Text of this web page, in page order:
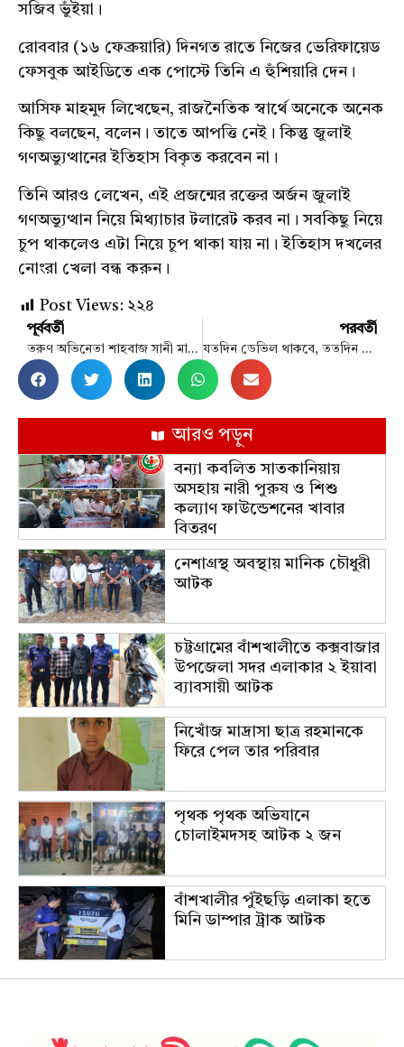
সজিব ভুঁইয়া।
রোববার (১৬ ফেব্রুয়ারি) দিনগত রাতে নিজের ভেরিফায়েড
ফেসবুক আইডিতে এক পোস্টে তিনি এ হুঁশিয়ারি দেন।
আসিফ মাহমুদ লিখেছেন, রাজনৈতিক স্বার্থে অনেকে অনেক
কিছু বলছেন, বলেন। তাতে আপত্তি নেই। কিন্তু জুলাই
গণঅভ্যুত্থানের ইতিহাস বিকৃত করবেন না।
তিনি আরও লেখেন, এই প্রজন্মের রক্তের অর্জন জুলাই
গণঅভ্যুত্থান নিয়ে মিথ্যাচার টলারেট করব না। সবকিছু নিয়ে
চুপ থাকলেও এটা নিয়ে চুপ থাকা যায় না। ইতিহাস দখলের
নোংরা খেলা বন্ধ করুন।
Post Views: ২২৪
পূর্ববর্তী
তরুণ অভিনেতা শাহবাজ সানী মারা গেছেন
পরবর্তী
যতদিন ডেভিল থাকবে, ততদিন অভিযান চলবে: স্বরাষ্ট্র উপদেষ্টা
আরও পড়ুন
বন্যা কবলিত সাতকানিয়ায়
অসহায় নারী পুরুষ ও শিশু
কল্যাণ ফাউন্ডেশনের খাবার
বিতরণ
নেশাগ্রস্থ অবস্থায় মানিক চৌধুরী
আটক
চট্টগ্রামের বাঁশখালীতে কক্সবাজার
উপজেলা সদর এলাকার ২ ইয়াবা
ব্যাবসায়ী আটক
নিখোঁজ মাদ্রাসা ছাত্র রহমানকে
ফিরে পেল তার পরিবার
পৃথক পৃথক অভিযানে
চোলাইমদসহ আটক ২ জন
বাঁশখালীর পুঁইছড়ি এলাকা হতে
মিনি ডাম্পার ট্রাক আটক